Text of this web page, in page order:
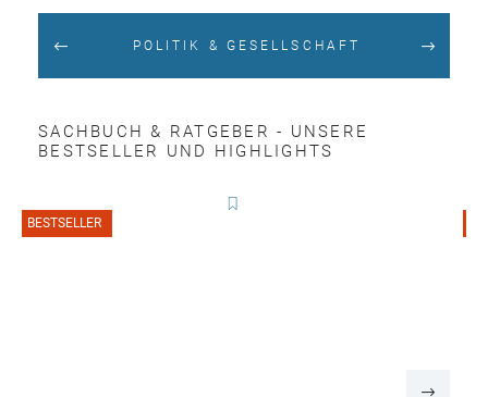
POLITIK & GESELLSCHAFT
SACHBUCH & RATGEBER - UNSERE
BESTSELLER UND HIGHLIGHTS
BESTSELLER